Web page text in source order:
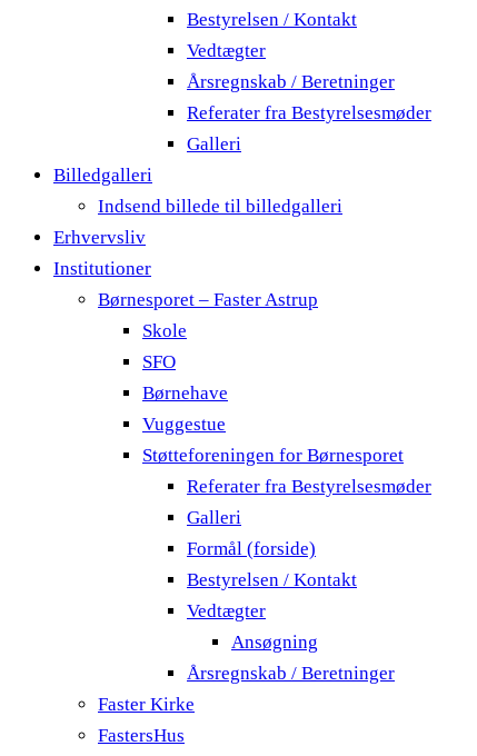
Bestyrelsen / Kontakt
Vedtægter
Årsregnskab / Beretninger
Referater fra Bestyrelsesmøder
Galleri
Billedgalleri
Indsend billede til billedgalleri
Erhvervsliv
Institutioner
Børnesporet – Faster Astrup
Skole
SFO
Børnehave
Vuggestue
Støtteforeningen for Børnesporet
Referater fra Bestyrelsesmøder
Galleri
Formål (forside)
Bestyrelsen / Kontakt
Vedtægter
Ansøgning
Årsregnskab / Beretninger
Faster Kirke
FastersHus